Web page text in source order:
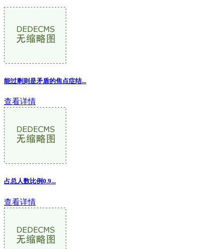
能过剩则是矛盾的焦点症结...
查看详情
占总人数比例0.9...
查看详情